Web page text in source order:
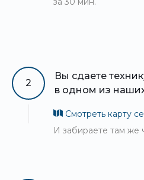
2
Вы сдаете
в одном из
Смотреть карту
И забираете там же